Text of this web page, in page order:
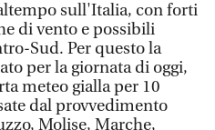
sull'Italia, con forti
di vento e possibili
Sud. Per questo la
per la giornata di oggi,
meteo gialla per 10
dal provvedimento
Molise, Marche,